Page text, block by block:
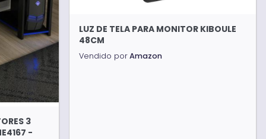
3
-
LUZ DE TELA PARA MONITOR KIBOULE
48CM
Vendido porAmazon